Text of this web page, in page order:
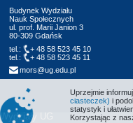
Budynek Wydziału
Nauk Społecznych
ul. prof. Marii Janion 3
80-309 Gdańsk
tel.:
+ 48 58 523 45 10
tel.:
+ 48 58 523 45 11
mors@ug.edu.pl
Wydziały UG
Uprzejmie
ciasteczek) i
statystyk i
Korzystając z